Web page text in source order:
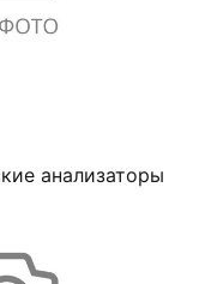
анализаторы